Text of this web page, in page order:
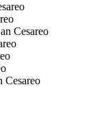
Cesareo
Cesareo